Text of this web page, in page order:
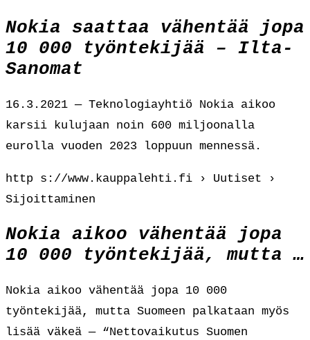
Nokia saattaa vähentää jopa
10 000 työntekijää – Ilta-
Sanomat
16.3.2021 — Teknologiayhtiö Nokia aikoo
karsii kulujaan noin 600 miljoonalla
eurolla vuoden 2023 loppuun mennessä.
http s://www.kauppalehti.fi › Uutiset ›
Sijoittaminen
Nokia aikoo vähentää jopa
10 000 työntekijää, mutta …
Nokia aikoo vähentää jopa 10 000
työntekijää, mutta Suomeen palkataan myös
lisää väkeä — “Nettovaikutus Suomen